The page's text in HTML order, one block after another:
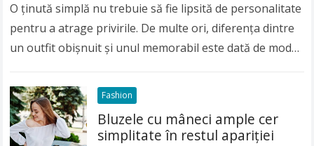
O ținută simplă nu trebuie să fie lipsită de personalitate
pentru a atrage privirile. De multe ori, diferența dintre
un outfit obișnuit și unul memorabil este dată de modul
Fashion
Bluzele cu mâneci ample cer
simplitate în restul apariției